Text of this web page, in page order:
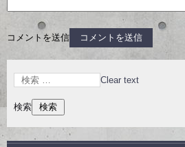
コメントを送信
Clear text
検索